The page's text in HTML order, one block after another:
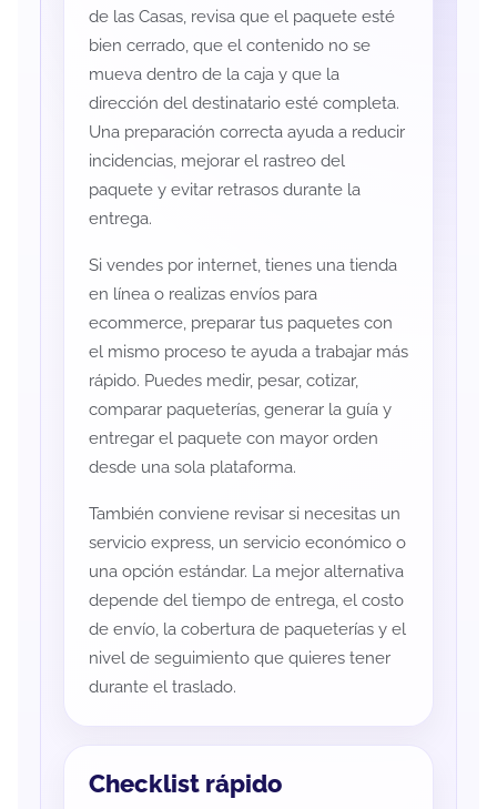
de las Casas, revisa que el paquete esté
bien cerrado, que el contenido no se
mueva dentro de la caja y que la
dirección del destinatario esté completa.
Una preparación correcta ayuda a reducir
incidencias, mejorar el rastreo del
paquete y evitar retrasos durante la
entrega.
Si vendes por internet, tienes una tienda
en línea o realizas envíos para
ecommerce, preparar tus paquetes con
el mismo proceso te ayuda a trabajar más
rápido. Puedes medir, pesar, cotizar,
comparar paqueterías, generar la guía y
entregar el paquete con mayor orden
desde una sola plataforma.
También conviene revisar si necesitas un
servicio express, un servicio económico o
una opción estándar. La mejor alternativa
depende del tiempo de entrega, el costo
de envío, la cobertura de paqueterías y el
nivel de seguimiento que quieres tener
durante el traslado.
Checklist rápido